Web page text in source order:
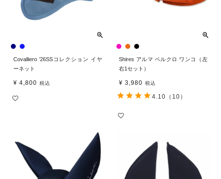
Covalliero ’26SSコレクション イヤ
ーネット
¥ 4,800 税込
Shires アルマ ベルクロ ワンコ（左
右1セット）
¥ 3,980 税込
4.10 （10）